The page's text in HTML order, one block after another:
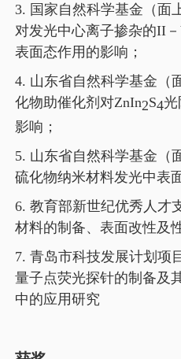
3. 国家自然科学基金（面
对发光中心离子掺杂的II－
表面态作用的影响；
4. 山东省自然科学基金（
化物助催化剂对ZnIn2S4光
影响；
5. 山东省自然科学基金（
硫化物纳米材料发光中表
6. 教育部新世纪优秀人才
材料的制备、表面改性及
7. 青岛市科技发展计划项
量子点荧光探针的制备及
中的应用研究